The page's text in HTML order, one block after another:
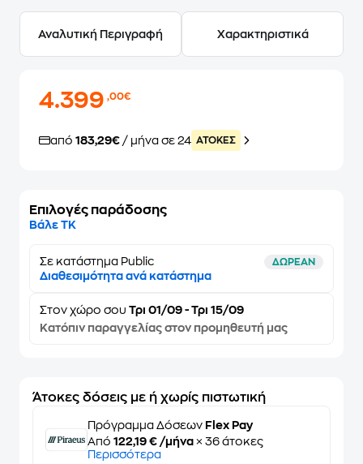
Αναλυτική Περιγραφή Χαρακτηριστικά
4.399,00€
από 183,29€ / μήνα σε 24 ATOKEΣ
Επιλογές παράδοσης
Βάλε ΤΚ
Σε κατάστημα Public ΔΩΡΕΑΝ
Διαθεσιμότητα ανά κατάστημα
Στον χώρο σου Τρι 01/09 - Τρι 15/09
Κατόπιν παραγγελίας στον προμηθευτή μας
Άτοκες δόσεις με ή χωρίς πιστωτική
Πρόγραμμα Δόσεων Flex Pay
Από 122,19 € /μήνα × 36 άτοκες
Περισσότερα